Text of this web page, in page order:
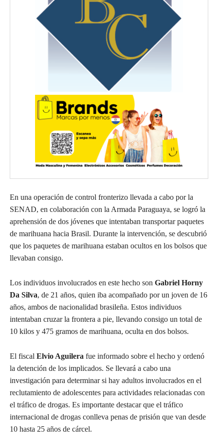
En una operación de control fronterizo llevada a cabo por la
SENAD, en colaboración con la Armada Paraguaya, se logró la
aprehensión de dos jóvenes que intentaban transportar paquetes
de marihuana hacia Brasil. Durante la intervención, se descubrió
que los paquetes de marihuana estaban ocultos en los bolsos que
llevaban consigo.
Los individuos involucrados en este hecho son Gabriel Horny
Da Silva, de 21 años, quien iba acompañado por un joven de 16
años, ambos de nacionalidad brasileña. Estos individuos
intentaban cruzar la frontera a pie, llevando consigo un total de
10 kilos y 475 gramos de marihuana, oculta en dos bolsos.
El fiscal Elvio Aguilera fue informado sobre el hecho y ordenó
la detención de los implicados. Se llevará a cabo una
investigación para determinar si hay adultos involucrados en el
reclutamiento de adolescentes para actividades relacionadas con
el tráfico de drogas. Es importante destacar que el tráfico
internacional de drogas conlleva penas de prisión que van desde
10 hasta 25 años de cárcel.